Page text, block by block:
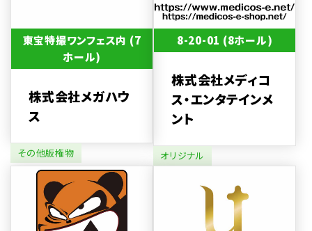
東宝特撮ワンフェス内 (7
ホール)
株式会社メガハウ
ス
その他版権物
8-20-01 (8ホール)
株式会社メディコ
ス・エンタテインメ
ント
オリジナル